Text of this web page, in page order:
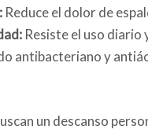
Reduce el dolor de
Resiste el uso
antibacteriano y
un descanso